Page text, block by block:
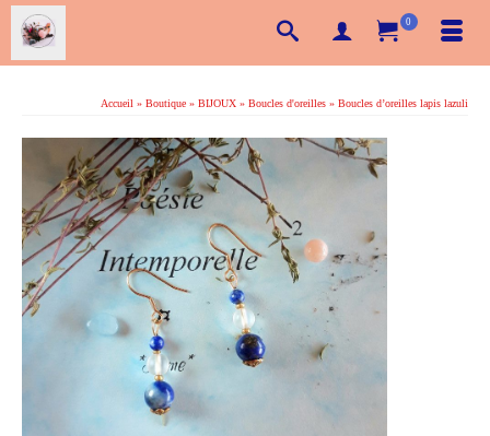
0
Accueil » Boutique » BIJOUX » Boucles d'oreilles » Boucles d’oreilles lapis lazuli